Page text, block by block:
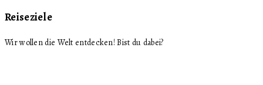
Reiseziele
Wir wollen die Welt entdecken! Bist du dabei?